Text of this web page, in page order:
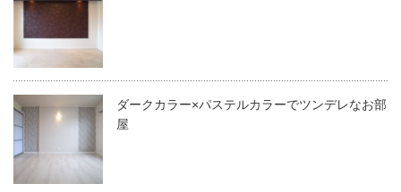
ダークカラー×パステルカラーでツンデレなお部
屋